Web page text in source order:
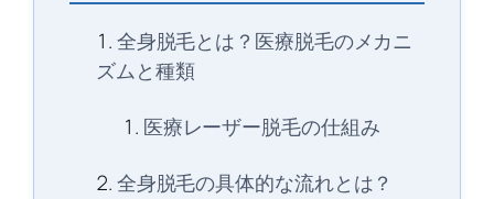
全身脱毛とは？医療脱毛のメカニ
ズムと種類
医療レーザー脱毛の仕組み
全身脱毛の具体的な流れとは？